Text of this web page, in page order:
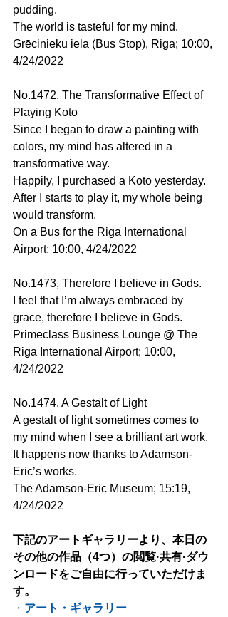
pudding.
The world is tasteful for my mind.
Grēcinieku iela (Bus Stop), Riga; 10:00,
4/24/2022
No.1472, The Transformative Effect of
Playing Koto
Since I began to draw a painting with
colors, my mind has altered in a
transformative way.
Happily, I purchased a Koto yesterday.
After I starts to play it, my whole being
would transform.
On a Bus for the Riga International
Airport; 10:00, 4/24/2022
No.1473, Therefore I believe in Gods.
I feel that I’m always embraced by
grace, therefore I believe in Gods.
Primeclass Business Lounge @ The
Riga International Airport; 10:00,
4/24/2022
No.1474, A Gestalt of Light
A gestalt of light sometimes comes to
my mind when I see a brilliant art work.
It happens now thanks to Adamson-
Eric’s works.
The Adamson-Eric Museum; 15:19,
4/24/2022
下記のアートギャラリーより、本日の
その他の作品（4つ）の閲覧·共有·ダウ
ンロードをご自由に行っていただけま
す。
・ アート・ギャラリー